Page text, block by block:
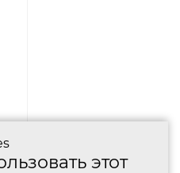
этот